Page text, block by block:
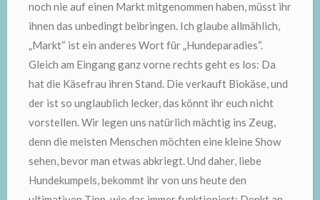
noch nie auf einen Markt mitgenommen haben, müsst ihr
ihnen das unbedingt beibringen. Ich glaube allmählich,
„Markt“ ist ein anderes Wort für „Hundeparadies“.
Gleich am Eingang ganz vorne rechts geht es los: Da
hat die Käsefrau ihren Stand. Die verkauft Biokäse, und
der ist so unglaublich lecker, das könnt ihr euch nicht
vorstellen. Wir legen uns natürlich mächtig ins Zeug,
denn die meisten Menschen möchten eine kleine Show
sehen, bevor man etwas abkriegt. Und daher, liebe
Hundekumpels, bekommt ihr von uns heute den